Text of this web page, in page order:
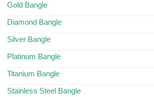
Gold Bangle
Diamond Bangle
Silver Bangle
Platinum Bangle
Titanium Bangle
Stainless Steel Bangle